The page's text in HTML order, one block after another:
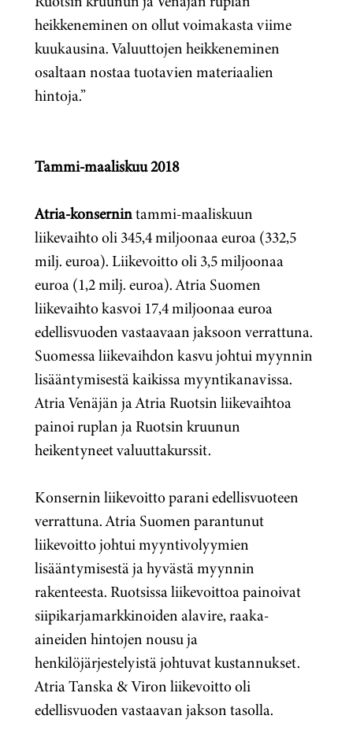
heikkeneminen on ollut voimakasta viime
kuukausina. Valuuttojen heikkeneminen
osaltaan nostaa tuotavien materiaalien
hintoja.”
Tammi-maaliskuu 2018
Atria-konsernintammi-maaliskuun
liikevaihto oli 345,4 miljoonaa euroa (332,5
milj. euroa). Liikevoitto oli 3,5 miljoonaa
euroa (1,2 milj. euroa). Atria Suomen
liikevaihto kasvoi 17,4 miljoonaa euroa
edellisvuoden vastaavaan jaksoon verrattuna.
Suomessa liikevaihdon kasvu johtui myynnin
lisääntymisestä kaikissa myyntikanavissa.
Atria Venäjän ja Atria Ruotsin liikevaihtoa
painoi ruplan ja Ruotsin kruunun
heikentyneet valuuttakurssit.
Konsernin liikevoitto parani edellisvuoteen
verrattuna. Atria Suomen parantunut
liikevoitto johtui myyntivolyymien
lisääntymisestä ja hyvästä myynnin
rakenteesta. Ruotsissa liikevoittoa painoivat
siipikarjamarkkinoiden alavire, raaka-
aineiden hintojen nousu ja
henkilöjärjestelyistä johtuvat kustannukset.
Atria Tanska & Viron liikevoitto oli
edellisvuoden vastaavan jakson tasolla.